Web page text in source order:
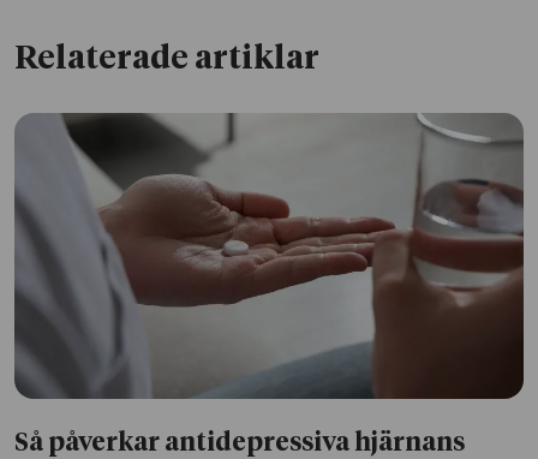
Relaterade artiklar
Så påverkar antidepressiva hjärnans